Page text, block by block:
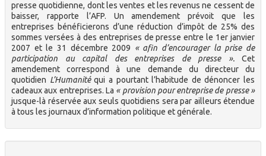
Brèves
presse quotidienne, dont les ventes et les revenus ne cessent de
baisser, rapporte l’AFP. Un amendement prévoit que les
entreprises bénéficierons d’une réduction d’impôt de 25% des
sommes versées à des entreprises de presse entre le 1er janvier
2007 et le 31 décembre 2009 « afin d’encourager la prise de
participation au capital des entreprises de presse ».Cet
amendement correspond à une demande du directeur du
quotidien L’Humanitéqui a pourtant l’habitude de dénoncer les
cadeaux aux entreprises. La « provision pour entreprise de presse »
jusque-là réservée aux seuls quotidiens sera par ailleurs étendue
à tous les journaux d’information politique et générale.